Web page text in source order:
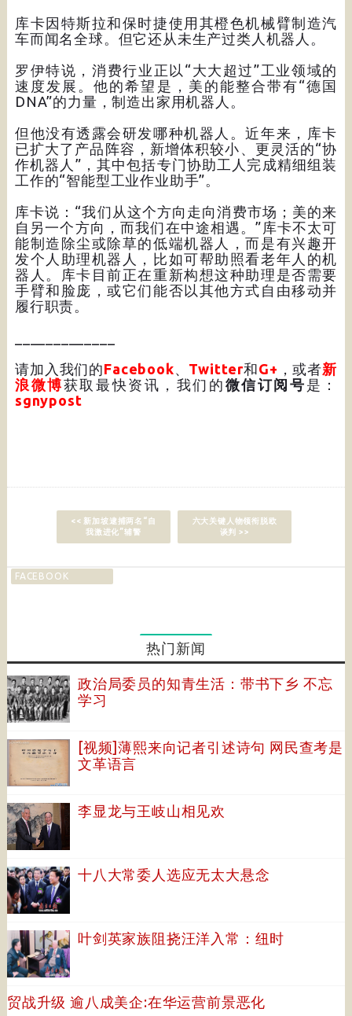
库卡因特斯拉和保时捷使用其橙色机械臂制造汽
车而闻名全球。但它还从未生产过类人机器人。
罗伊特说，消费行业正以“大大超过”工业领域的
速度发展。他的希望是，美的能整合带有“德国
DNA”的力量，制造出家用机器人。
但他没有透露会研发哪种机器人。近年来，库卡
已扩大了产品阵容，新增体积较小、更灵活的“协
作机器人”，其中包括专门协助工人完成精细组装
工作的“智能型工业作业助手”。
库卡说：“我们从这个方向走向消费市场；美的来
自另一个方向，而我们在中途相遇。”库卡不太可
能制造除尘或除草的低端机器人，而是有兴趣开
发个人助理机器人，比如可帮助照看老年人的机
器人。库卡目前正在重新构想这种助理是否需要
手臂和脸庞，或它们能否以其他方式自由移动并
履行职责。
请加入我们的Facebook Twitter和G+ ，或者新
浪微博获取最快资讯，我们的 微信订阅号 是：
sgnypost
<< 新加坡逮捕两名“自
我激进化”辅警
六大关键人物领衔脱欧
谈判 >>
FACEBOOK
热门新闻
政治局委员的知青生活：带书下乡 不忘
学习
[视频]薄熙来向记者引述诗句 网民查考是
文革语言
李显龙与王岐山相见欢
十八大常委人选应无太大悬念
叶剑英家族阻挠汪洋入常：纽时
贸战升级 逾八成美企:在华运营前景恶化